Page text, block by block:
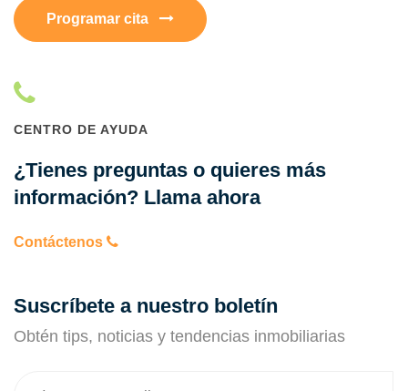
Programar cita
CENTRO DE AYUDA
¿Tienes preguntas o quieres más
información? Llama ahora
Contáctenos
Suscríbete a nuestro boletín
Obtén tips, noticias y tendencias inmobiliarias